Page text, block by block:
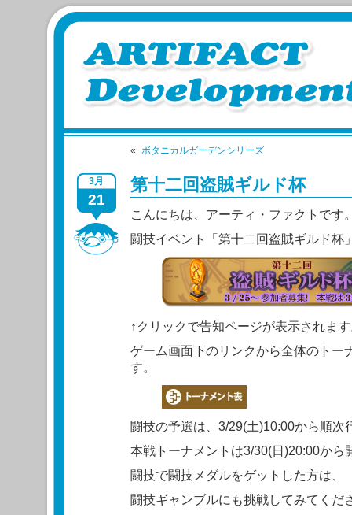
« ボタニカルガーデンシリーズ
3月
21
第十二回盗賊ギルド杯
こんにちは、アーティ・ファクトです
闘技イベント「第十二回盗賊ギルド杯
↑クリックで告知ページが表示されま
ゲーム画面下のリンクから全体のトー
す。
闘技の予選は、3/29(土)10:00から順次
本戦トーナメントは3/30(日)20:00から
闘技で闘技メダルをゲットした方は、
闘技ギャンブルにも挑戦してみてくだ